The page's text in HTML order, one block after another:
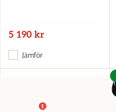
5 190 kr
Jämför